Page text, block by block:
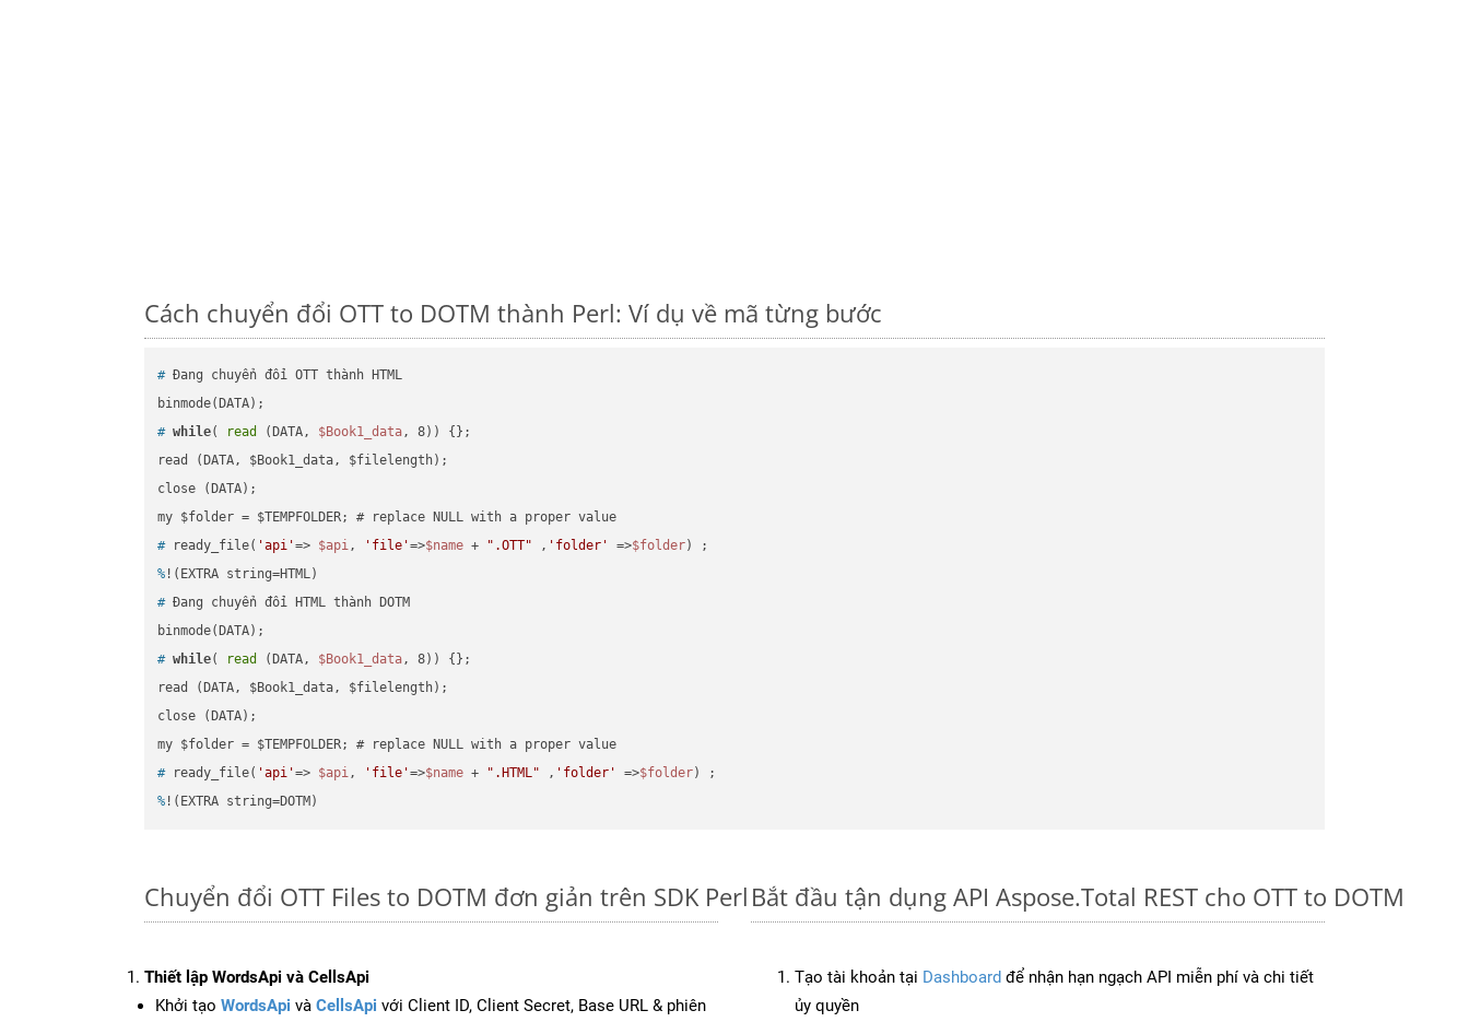
Cách chuyển đổi OTT to DOTM thành Perl: Ví dụ về mã từng bước
# Đang chuyển đổi OTT thành HTML
# while( read (DATA, $Book1_data, 8)) {};
read (DATA, $Book1_data, $filelength);
close (DATA);
# ready_file( 'api'=> $api, 'file'=>$name + ".OTT" , 'folder' =>$folder) ;
% !(EXTRA string=HTML)
# Đang chuyển đổi HTML thành DOTM
# while( read (DATA, $Book1_data, 8)) {};
read (DATA, $Book1_data, $filelength);
close (DATA);
# ready_file( 'api'=> $api, 'file'=>$name + ".HTML" , 'folder' =>$folder) ;
% !(EXTRA string=DOTM)
Chuyển đổi OTT Files to DOTM đơn giản trên SDK Perl
Thiết lập WordsApi và CellsApi
Khởi tạo WordsApi và CellsApi với Client ID, Client Secret, Base URL & phiên
Bắt đầu tận dụng API Aspose.Total REST cho OTT to DOTM
Tạo tài khoản tại Dashboard để nhận hạn ngạch API miễn phí và chi tiết
ủy quyền